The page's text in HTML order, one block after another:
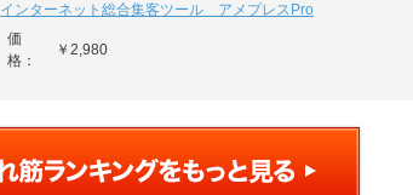
インターネット総合集客ツール アメプレスPro
価
格：
￥2,980